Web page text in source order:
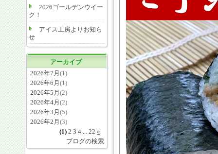
2026ゴールデンウイー
ク！
アイス工房よりお知ら
せ
アーカイブ
2026年7月 (1)
2026年6月 (1)
2026年5月 (2)
2026年4月 (2)
2026年3月 (5)
2026年2月 (3)
(1) 2 3 4 ... 22 »
ブログの検索